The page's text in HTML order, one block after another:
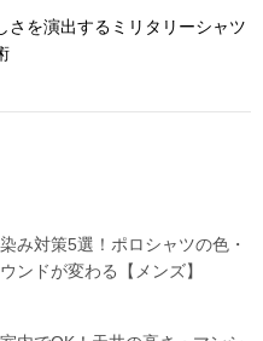
さを演出するミリタリーシャツ
み対策5選！ポロシャツの色・
ンドが変わる【メンズ】